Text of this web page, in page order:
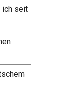
ich seit